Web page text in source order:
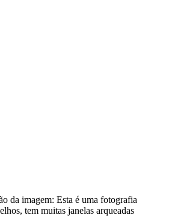
da imagem: Esta é uma fotografia
tem muitas janelas arqueadas